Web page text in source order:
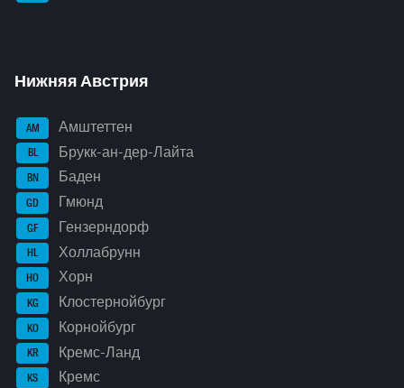
Нижняя Австрия
AM Амштеттен
BL Брукк-ан-дер-Лайта
BN Баден
GD Гмюнд
GF Гензерндорф
HL Холлабрунн
HO Хорн
KG Клостернойбург
KO Корнойбург
KR Кремс-Ланд
KS Кремс